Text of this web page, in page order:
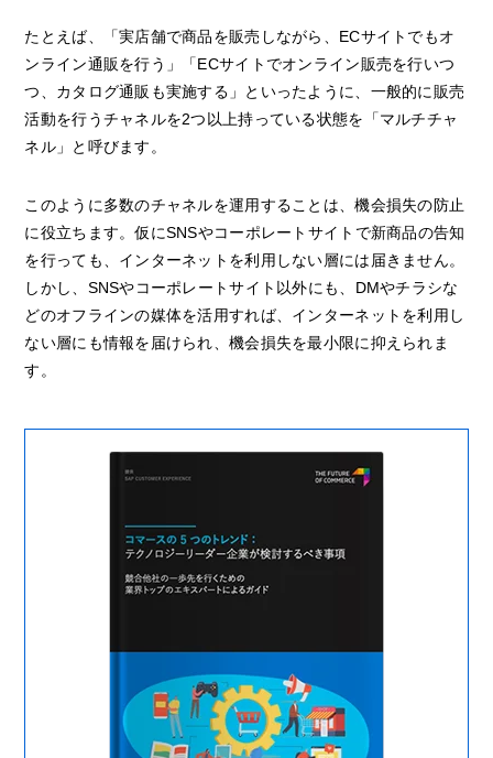
たとえば、「実店舗で商品を販売しながら、ECサイトでもオ
ンライン通販を行う」「ECサイトでオンライン販売を行いつ
つ、カタログ通販も実施する」といったように、一般的に販売
活動を行うチャネルを2つ以上持っている状態を「マルチチャ
ネル」と呼びます。
このように多数のチャネルを運用することは、機会損失の防止
に役立ちます。仮にSNSやコーポレートサイトで新商品の告知
を行っても、インターネットを利用しない層には届きません。
しかし、SNSやコーポレートサイト以外にも、DMやチラシな
どのオフラインの媒体を活用すれば、インターネットを利用し
ない層にも情報を届けられ、機会損失を最小限に抑えられま
す。